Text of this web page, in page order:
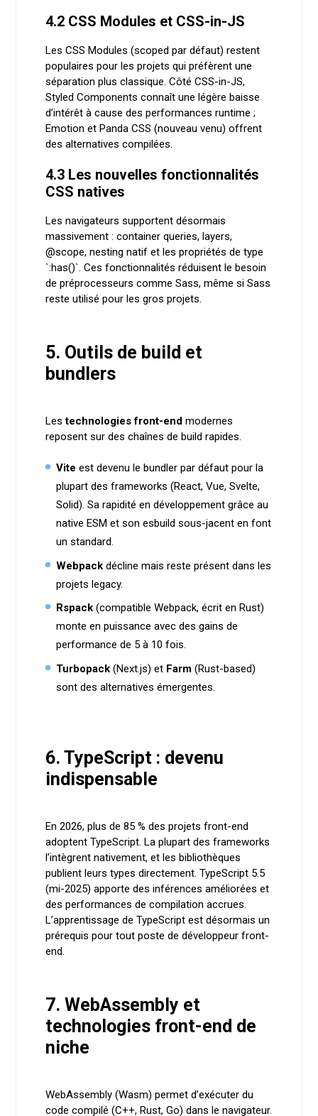
4.2 CSS Modules et CSS-in-JS
Les CSS Modules (scoped par défaut) restent
populaires pour les projets qui préfèrent une
séparation plus classique. Côté CSS-in-JS,
Styled Components connaît une légère baisse
d’intérêt à cause des performances runtime ;
Emotion et Panda CSS (nouveau venu) offrent
des alternatives compilées.
4.3 Les nouvelles fonctionnalités
CSS natives
Les navigateurs supportent désormais
massivement : container queries, layers,
@scope, nesting natif et les propriétés de type
`:has()`. Ces fonctionnalités réduisent le besoin
de préprocesseurs comme Sass, même si Sass
reste utilisé pour les gros projets.
5. Outils de build et
bundlers
Lestechnologies front-end modernes
reposent sur des chaînes de build rapides.
Vite est devenu le bundler par défaut pour la
plupart des frameworks (React, Vue, Svelte,
Solid). Sa rapidité en développement grâce au
native ESM et son esbuild sous-jacent en font
un standard.
Webpackdécline mais reste présent dans les
projets legacy.
Rspack(compatible Webpack, écrit en Rust)
monte en puissance avec des gains de
performance de 5 à 10 fois.
Turbopack(Next.js) et Farm(Rust-based)
sont des alternatives émergentes.
6. TypeScript : devenu
indispensable
En 2026, plus de 85 % des projets front-end
adoptent TypeScript. La plupart des frameworks
l’intègrent nativement, et les bibliothèques
publient leurs types directement. TypeScript 5.5
(mi-2025) apporte des inférences améliorées et
des performances de compilation accrues.
L’apprentissage de TypeScript est désormais un
prérequis pour tout poste de développeur front-
end.
7. WebAssembly et
technologies front-end de
niche
WebAssembly (Wasm) permet d’exécuter du
code compilé (C++, Rust, Go) dans le navigateur.